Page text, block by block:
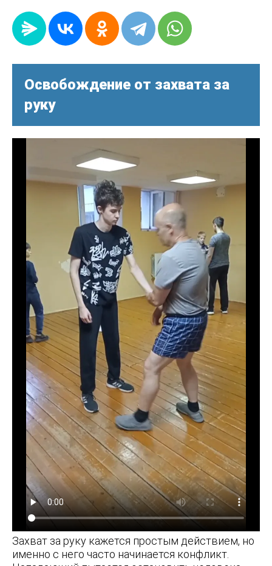
Освобождение от захвата за
руку
Захват за руку кажется простым действием, но
именно с него часто начинается конфликт.